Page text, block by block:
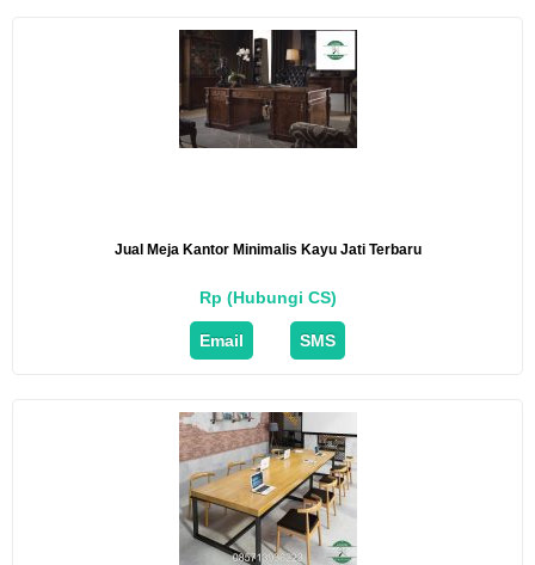
Jual Meja Kantor Minimalis Kayu Jati Terbaru
Rp (Hubungi CS)
Email SMS